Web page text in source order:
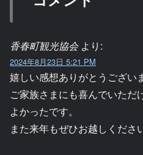
香春町観光協会 より:
2024年8月23日 5:21 PM
嬉しい感想ありがとうござい
ご家族さまにも喜んでいただ
よかったです。
また来年もぜひお越しくださ